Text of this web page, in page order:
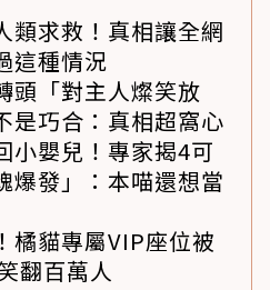
類求救！真相讓全網
這種情況
頭「對主人燦笑放
是巧合：真相超窩心
小嬰兒！專家揭4可
爆發」：本喵還想當
橘貓專屬VIP座位被
翻百萬人